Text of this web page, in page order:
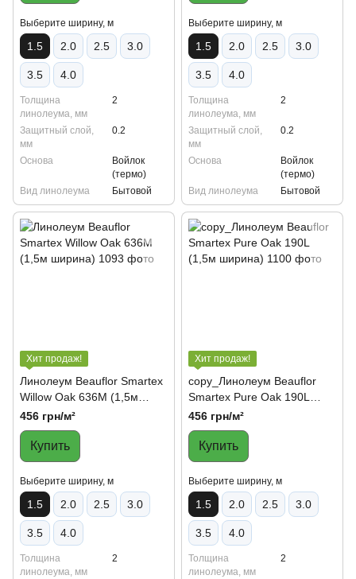
Выберите ширину, м
1.5 2.0 2.5 3.0
3.5 4.0
Толщина
линолеума, мм
2
Защитный слой,
мм
0.2
Основа
Войлок
(термо)
Вид линолеума
Бытовой
Выберите ширину, м
1.5 2.0 2.5 3.0
3.5 4.0
Толщина
линолеума, мм
2
Защитный слой,
мм
0.2
Основа
Войлок
(термо)
Вид линолеума
Бытовой
Хит продаж!
Линолеум Beauflor Smartex
Willow Oak 636M (1,5м
ширина)
456 грн/м²
Купить
Выберите ширину, м
1.5 2.0 2.5 3.0
3.5 4.0
Толщина
линолеума, мм
2
Хит продаж!
copy_Линолеум Beauflor
Smartex Pure Oak 190L
(1,5м ширина)
456 грн/м²
Купить
Выберите ширину, м
1.5 2.0 2.5 3.0
3.5 4.0
Толщина
линолеума, мм
2